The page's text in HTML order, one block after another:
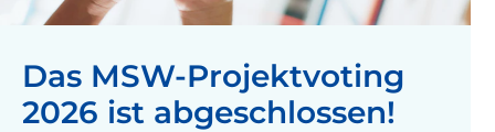
Das MSW-Projektvoting
2026 ist abgeschlossen!